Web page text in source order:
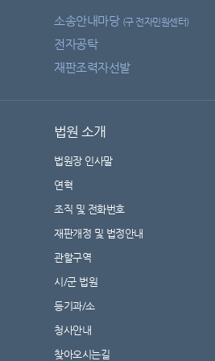
소송안내마당 (구 전자민원센터)
전자공탁
재판조력자선발
법원 소개
법원장 인사말
연혁
조직 및 전화번호
재판개정 및 법정안내
관할구역
시/군 법원
등기과/소
청사안내
찾아오시는길